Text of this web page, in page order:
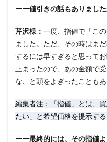
ーー値引きの話もありました
芹沢様： 一度、指値で「こ
ました。ただ、その時はま
するには早すぎると思って
止まったので、あの金額で
な、と頭をよぎったこともあ
編集者注：「指値」とは、
たい」と希望価格を提示する
ーー最終的には、その指値